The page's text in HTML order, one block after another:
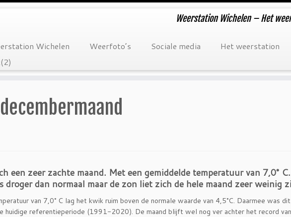
Weerstation Wichelen – Het
Wichelen Weerfoto’s Sociale media Het weerstation
een zeer zachte maand. Met een gemiddelde temperatuur van 7,0°
dan normaal maar de zon liet zich de hele maand zeer weinig
van 7,0° C lag het kwik ruim boven de normale waarde van 4,5°C. Daarmee was
huidige referentieperiode (1991-2020). De maand blijft wel nog ver achter het record